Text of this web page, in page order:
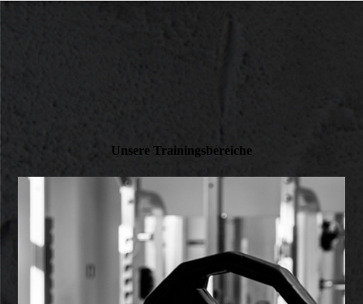
Unsere Trainingsbereiche